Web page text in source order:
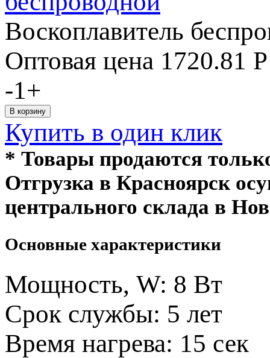
Воскоплавитель
Оптовая цена 1720.81 Р
-1+
Купить в один клик
* Товары продаются
Отгрузка в Красноярск
центрального склада в
Основные характеристики
Мощность, W: 8 Вт
Срок службы: 5 лет
Время нагрева: 15 сек